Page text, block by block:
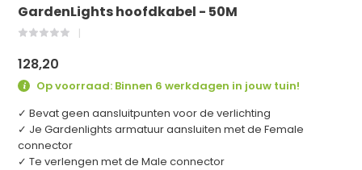
GardenLights hoofdkabel - 50M
128,20
Op voorraad: Binnen 6 werkdagen in jouw tuin!
✓ Bevat geen aansluitpunten voor de verlichting
✓ Je Gardenlights armatuur aansluiten met de Female
connector
✓ Te verlengen met de Male connector